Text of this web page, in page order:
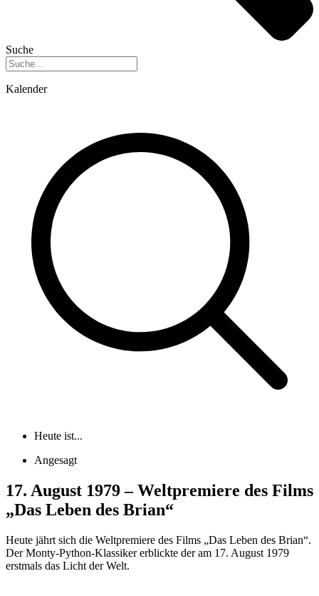
Suche
Kalender
Heute ist...
Angesagt
17. August 1979 – Weltpremiere des Films
„Das Leben des Brian“
Heute jährt sich die Weltpremiere des Films „Das Leben des Brian“.
Der Monty-Python-Klassiker erblickte der am 17. August 1979
erstmals das Licht der Welt.